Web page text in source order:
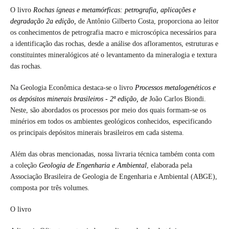
O livro Rochas ígneas e metamórficas: petrografia, aplicações e
degradação 2a edição, de Antônio Gilberto Costa, proporciona ao leitor
os conhecimentos de petrografia macro e microscópica necessários para
a identificação das rochas, desde a análise dos afloramentos, estruturas e
constituintes mineralógicos até o levantamento da mineralogia e textura
das rochas.
Na Geologia Econômica destaca-se o livro Processos metalogenéticos e
os depósitos minerais brasileiros - 2ª edição, de João Carlos Biondi.
Neste, são abordados os processos por meio dos quais formam-se os
minérios em todos os ambientes geológicos conhecidos, especificando
os principais depósitos minerais brasileiros em cada sistema.
Além das obras mencionadas, nossa livraria técnica também conta com
a coleção Geologia de Engenharia e Ambiental, elaborada pela
Associação Brasileira de Geologia de Engenharia e Ambiental (ABGE),
composta por três volumes.
O livro